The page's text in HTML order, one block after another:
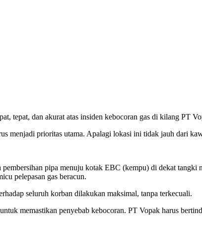
tepat, dan akurat atas insiden kebocoran gas di kilang PT
menjadi prioritas utama. Apalagi lokasi ini tidak jauh dari
pembersihan pipa menuju kotak EBC (kempu) di dekat
pelepasan gas beracun.
seluruh korban dilakukan maksimal, tanpa terkecuali.
memastikan penyebab kebocoran. PT Vopak harus